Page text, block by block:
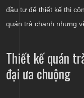
đầu tư để thiết kế thi
quán trà chanh nhưng
Thiết kế quán
đại ưa chuộng